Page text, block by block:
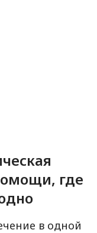
где
в одной